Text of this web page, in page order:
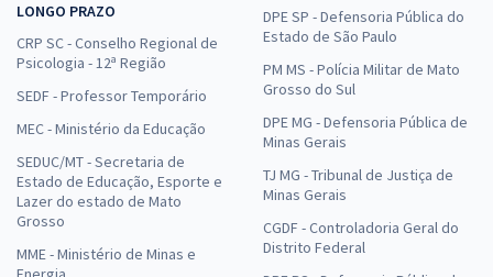
LONGO PRAZO
CRP SC - Conselho Regional de
Psicologia - 12ª Região
SEDF - Professor Temporário
MEC - Ministério da Educação
SEDUC/MT - Secretaria de
Estado de Educação, Esporte e
Lazer do estado de Mato
Grosso
MME - Ministério de Minas e
DPE SP - Defensoria Pública do
Estado de São Paulo
PM MS - Polícia Militar de Mato
Grosso do Sul
DPE MG - Defensoria Pública de
Minas Gerais
TJ MG - Tribunal de Justiça de
Minas Gerais
CGDF - Controladoria Geral do
Distrito Federal